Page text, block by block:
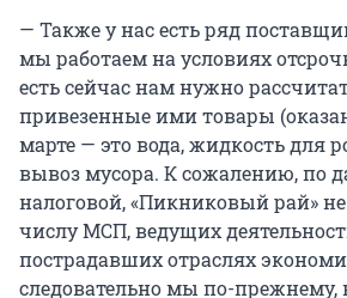
— Также у нас есть ряд
мы работаем на условиях
есть сейчас нам нужно
привезенные ими товары
марте — это вода, жидкость для
вывоз мусора. К сожалению, по
налоговой, «Пикниковый рай»
числу МСП, ведущих
пострадавших отраслях
следовательно мы по-прежнему,